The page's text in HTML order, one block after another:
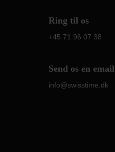
Ring til os
+45 71 96 07 38
Send os en email
info@swisstime.dk